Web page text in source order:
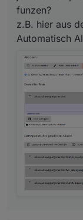
funzen?
z.B. hier aus
Automatisch